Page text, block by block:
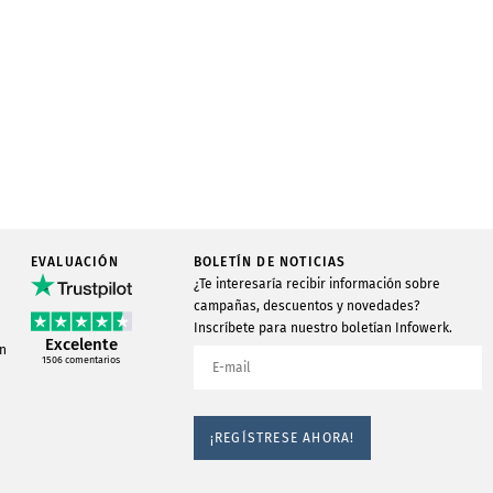
EVALUACIÓN
Excelente
1506 comentarios
BOLETÍN DE NOTICIAS
¿Te interesaría recibir información sobre
campañas, descuentos y novedades?
Inscríbete para nuestro boletían Infowerk.
¡REGÍSTRESE AHORA!